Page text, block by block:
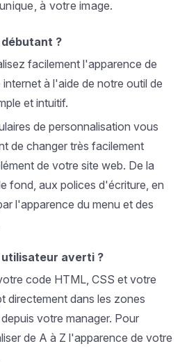
à votre image.
?
facilement l'apparence de
à l'aide de notre outil de
et intuitif.
de personnalisation vous
de changer très facilement
de votre site web. De la
fond, aux polices d'écriture, en
l'apparence du menu et des
averti ?
code HTML, CSS et votre
directement dans les zones
votre manager. Pour
de A à Z l'apparence de votre